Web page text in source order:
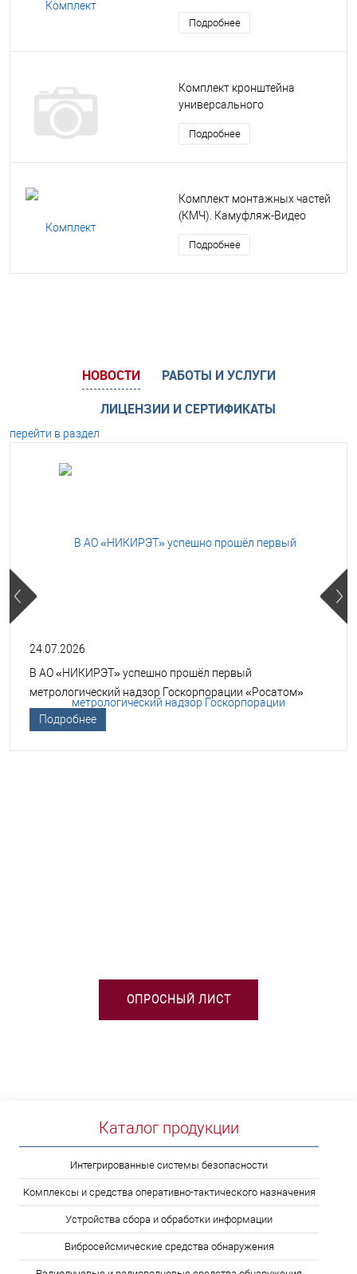
Подробнее
Комплект кронштейна
универсального
Подробнее
Комплект монтажных частей
(КМЧ). Камуфляж-Видео
Подробнее
НОВОСТИ
РАБОТЫ И УСЛУГИ
ЛИЦЕНЗИИ И СЕРТИФИКАТЫ
перейти в раздел
24.07.2026
В АО «НИКИРЭТ» успешно прошёл первый
метрологический надзор Госкорпорации «Росатом»
Подробнее
ОПРОСНЫЙ ЛИСТ
Каталог продукции
Интегрированные системы безопасности
Комплексы и средства оперативно-тактического назначения
Устройства сбора и обработки информации
Вибросейсмические средства обнаружения